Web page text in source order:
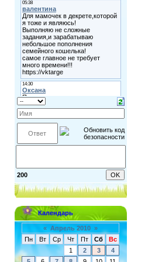
200
Календарь
« Апрель 2010 »
Пн
Вт Ср Чт Пт Сб
Вс
1
2 3
4